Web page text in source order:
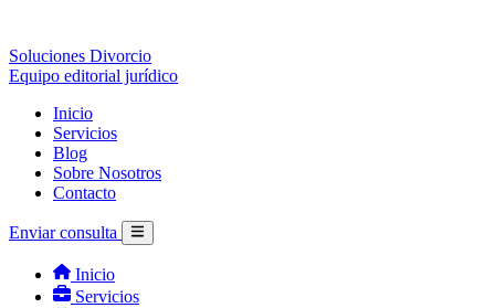
Soluciones Divorcio
Equipo editorial jurídico
Inicio
Servicios
Blog
Sobre Nosotros
Contacto
Enviar consulta
Inicio
Servicios